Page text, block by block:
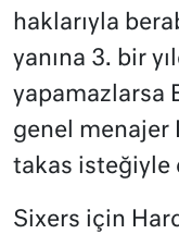
haklarıyla
yanına 3. bir
yapamazlarsa
genel menajer
takas isteğiyle
Sixers için